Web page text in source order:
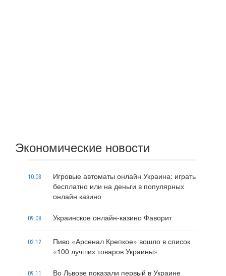
Экономические новости
10.08
Игровые автоматы онлайн Украина: играть
бесплатно или на деньги в популярных
онлайн казино
09.08 Украинское онлайн-казино Фаворит
02.12
Пиво «Арсенал Крепкое» вошло в список
«100 лучших товаров Украины»
09.11
Во Львове показали первый в Украине